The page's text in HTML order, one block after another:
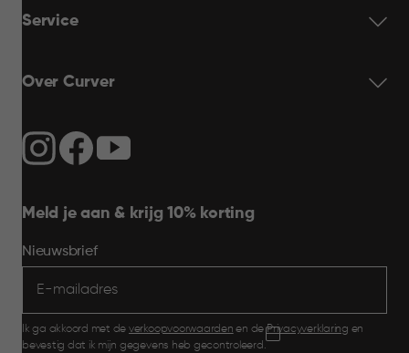
Service
Over Curver
Meld je aan & krijg 10% korting
Nieuwsbrief
Ik ga akkoord met de verkoopvoorwaarden en dePrivacyverklaring en
bevestig dat ik mijn gegevens heb gecontroleerd.